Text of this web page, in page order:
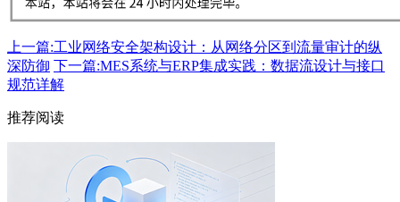
上一篇:工业网络安全架构设计：从网络分区到流量审计的纵
深防御 下一篇:MES系统与ERP集成实践：数据流设计与接口
规范详解
推荐阅读